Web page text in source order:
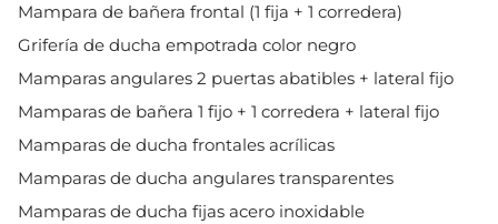
Mampara de bañera frontal (1 fija + 1 corredera)
Grifería de ducha empotrada color negro
Mamparas angulares 2 puertas abatibles + lateral fijo
Mamparas de bañera 1 fijo + 1 corredera + lateral fijo
Mamparas de ducha frontales acrílicas
Mamparas de ducha angulares transparentes
Mamparas de ducha fijas acero inoxidable